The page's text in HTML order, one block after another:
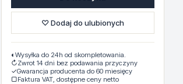
♡ Dodaj do ulubionych
◐ Wysyłka do 24h od skompletowania.
↻Zwrot 14 dni bez podawania przyczyny
✓Gwarancja producenta do 60 miesięcy
▢Faktura VAT, dostępne ceny netto